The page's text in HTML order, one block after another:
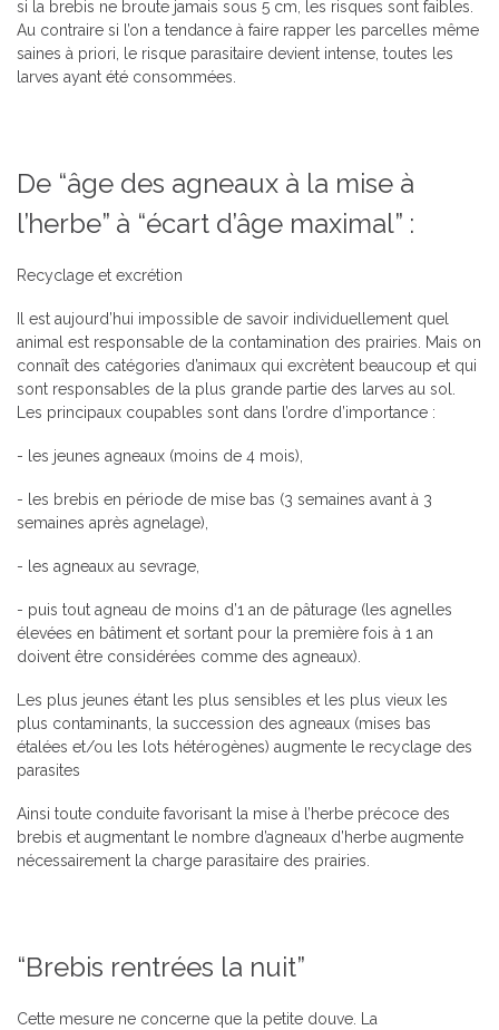
si la brebis ne broute jamais sous 5 cm, les risques sont faibles.
Au contraire si l’on a tendance à faire rapper les parcelles même
saines à priori, le risque parasitaire devient intense, toutes les
larves ayant été consommées.
De “âge des agneaux à la mise à
l’herbe” à “écart d’âge maximal” :
Recyclage et excrétion
Il est aujourd’hui impossible de savoir individuellement quel
animal est responsable de la contamination des prairies. Mais on
connaît des catégories d’animaux qui excrètent beaucoup et qui
sont responsables de la plus grande partie des larves au sol.
Les principaux coupables sont dans l’ordre d’importance :
- les jeunes agneaux (moins de 4 mois),
- les brebis en période de mise bas (3 semaines avant à 3
semaines après agnelage),
- les agneaux au sevrage,
- puis tout agneau de moins d’1 an de pâturage (les agnelles
élevées en bâtiment et sortant pour la première fois à 1 an
doivent être considérées comme des agneaux).
Les plus jeunes étant les plus sensibles et les plus vieux les
plus contaminants, la succession des agneaux (mises bas
étalées et/ou les lots hétérogènes) augmente le recyclage des
parasites
Ainsi toute conduite favorisant la mise à l’herbe précoce des
brebis et augmentant le nombre d’agneaux d’herbe augmente
nécessairement la charge parasitaire des prairies.
“Brebis rentrées la nuit”
Cette mesure ne concerne que la petite douve. La